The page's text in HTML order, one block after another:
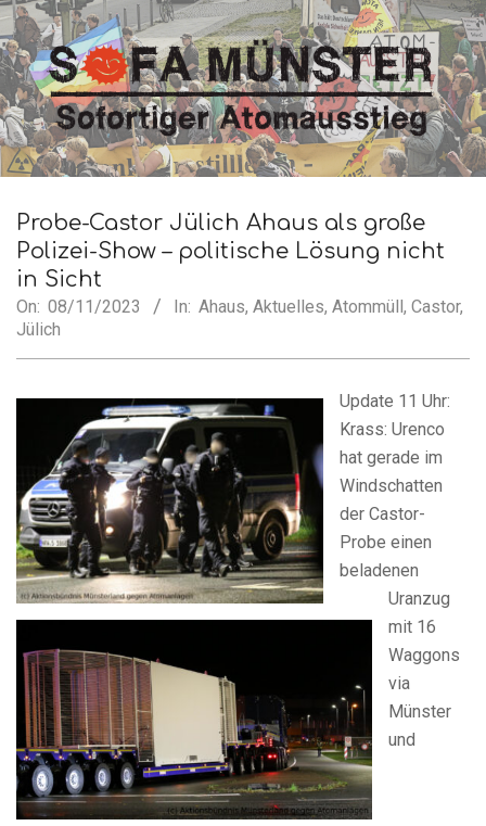
Skip
to
content
SofA
Münster
Navigation
Menu
Probe-Castor Jülich Ahaus als große
Polizei-Show – politische Lösung nicht
in Sicht
On: 08/11/2023 In: Ahaus, Aktuelles, Atommüll , Castor,
Jülich
Update 11 Uhr:
Krass: Urenco
hat gerade im
Windschatten
der Castor-
Probe einen
beladenen
Uranzug
mit 16
Waggons
via
Münster
und